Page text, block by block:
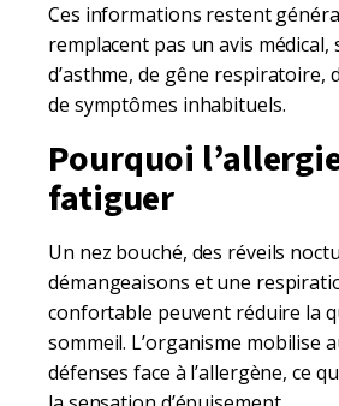
Ces informations restent
remplacent pas un avis médical,
d’asthme, de gêne respiratoire,
de symptômes inhabituels.
Pourquoi
fatiguer
Un nez bouché, des réveils
démangeaisons et une
confortable peuvent réduire la
sommeil. L’organisme mobilise
défenses face à l’allergène, ce